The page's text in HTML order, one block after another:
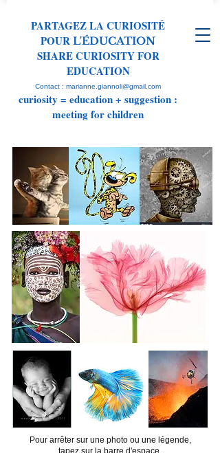
PARTAGEZ LA CURIOSITÉ
POUR L'ÉDUCATION
SHARE CURIOSITY FOR
EDUCATION
Contact : marianne.giannoli@gmail.com
curiosity = education + suggestion :
meeting for children
Pour arrêter sur une photo ou une légende,
tapez sur la barre d'espace.